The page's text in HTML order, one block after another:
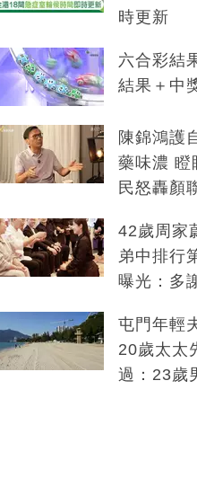
時更新
六合彩結
結果＋中
陳錦鴻護
藥味濃 瞪
民怒轟顏
42歲周家
弟中排行
曝光：多
屯門年輕
20歲太太
過：23歲